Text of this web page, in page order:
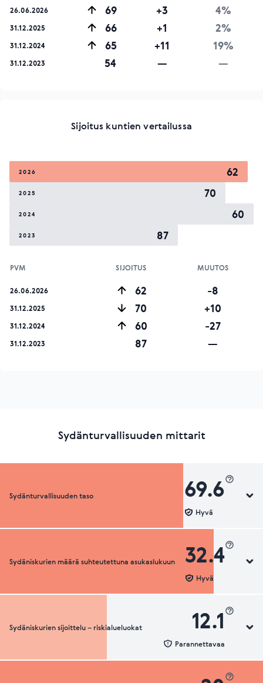
26.06.2026 69 +3 4%
31.12.2025 66 +1 2%
31.12.2024 65 +11 19%
31.12.2023 54 — —
Sijoitus kuntien vertailussa
2026 62
2025 70
2024 60
2023 87
PVM SIJOITUS MUUTOS
26.06.2026 62 -8
31.12.2025 70 +10
31.12.2024 60 -27
31.12.2023 87 —
Sydänturvallisuuden mittarit
Sydänturvallisuuden taso 69.6
Hyvä
Sydänturvallisuuden luokka
Sydäniskurien määrä suhteutettuna asukaslukuun 32.4
Hyvä
Sydäniskurien määrä suhteutettuna asukaslukuun
Sydäniskurien sijoittelu – riskialueluokat 12.1
Parannettavaa